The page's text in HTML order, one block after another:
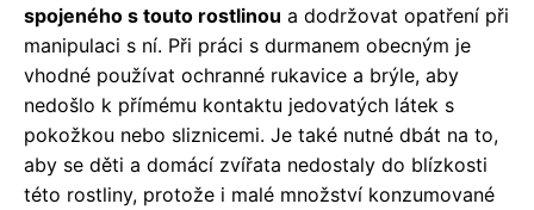
spojeného s touto rostlinou a dodržovat opatření při
manipulaci s ní. Při práci s durmanem obecným je
vhodné používat ochranné rukavice a brýle, aby
nedošlo k přímému kontaktu jedovatých látek s
pokožkou nebo sliznicemi. Je také nutné dbát na to,
aby se děti a domácí zvířata nedostaly do blízkosti
této rostliny, protože i malé množství konzumované